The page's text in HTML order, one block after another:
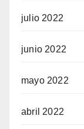
julio 2022
junio 2022
mayo 2022
abril 2022